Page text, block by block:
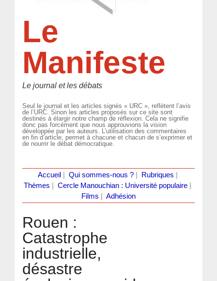
Le
Manifeste
Le journal et les débats
Seul le journal et les articles signés « URC », reflètent l’avis
de l’URC. Sinon les articles proposés sur ce site sont
destinés à élargir notre champ de réflexion. Cela ne signifie
donc pas forcément que nous approuvions la vision
développée par les auteurs. L’utilisation des commentaires
en fin d’article, permet à chacune et chacun de s’exprimer et
de nourrir le débat démocratique.
Accueil Qui sommes-nous ?| Rubriques
Thèmes
Cercle Manouchian : Université populaire
Films
Adhésion
Rouen :
Catastrophe
industrielle,
désastre